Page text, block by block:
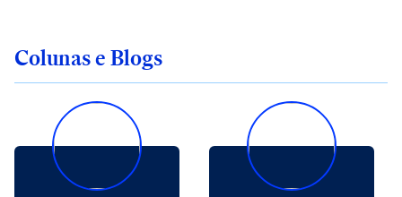
Colunas e Blogs